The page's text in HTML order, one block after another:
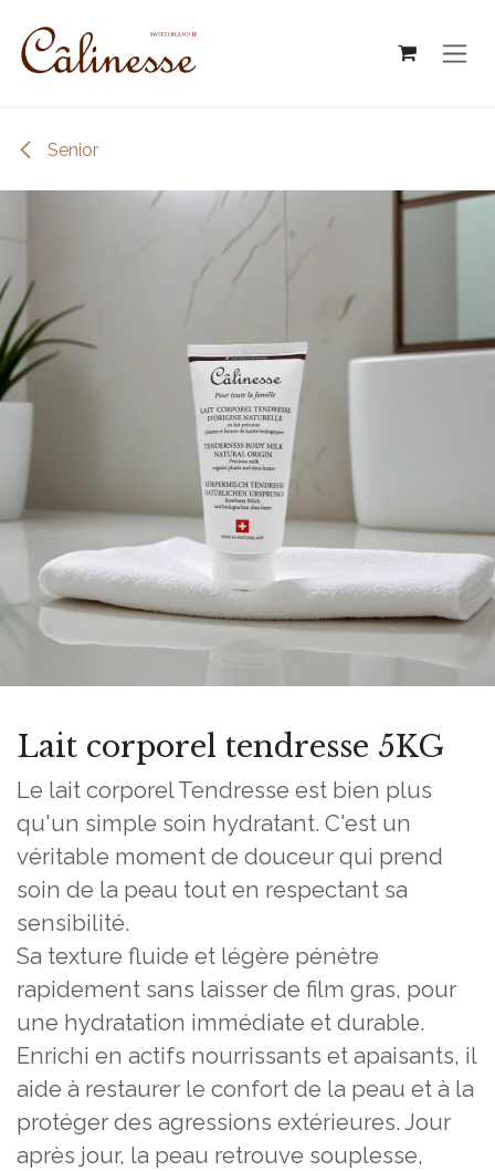
Senior
Lait corporel tendresse 5KG
Le lait corporel Tendresse est bien plus
qu'un simple soin hydratant. C'est un
véritable moment de douceur qui prend
soin de la peau tout en respectant sa
sensibilité.
Sa texture fluide et légère pénètre
rapidement sans laisser de film gras, pour
une hydratation immédiate et durable.
Enrichi en actifs nourrissants et apaisants, il
aide à restaurer le confort de la peau et à la
protéger des agressions extérieures. Jour
après jour, la peau retrouve souplesse,